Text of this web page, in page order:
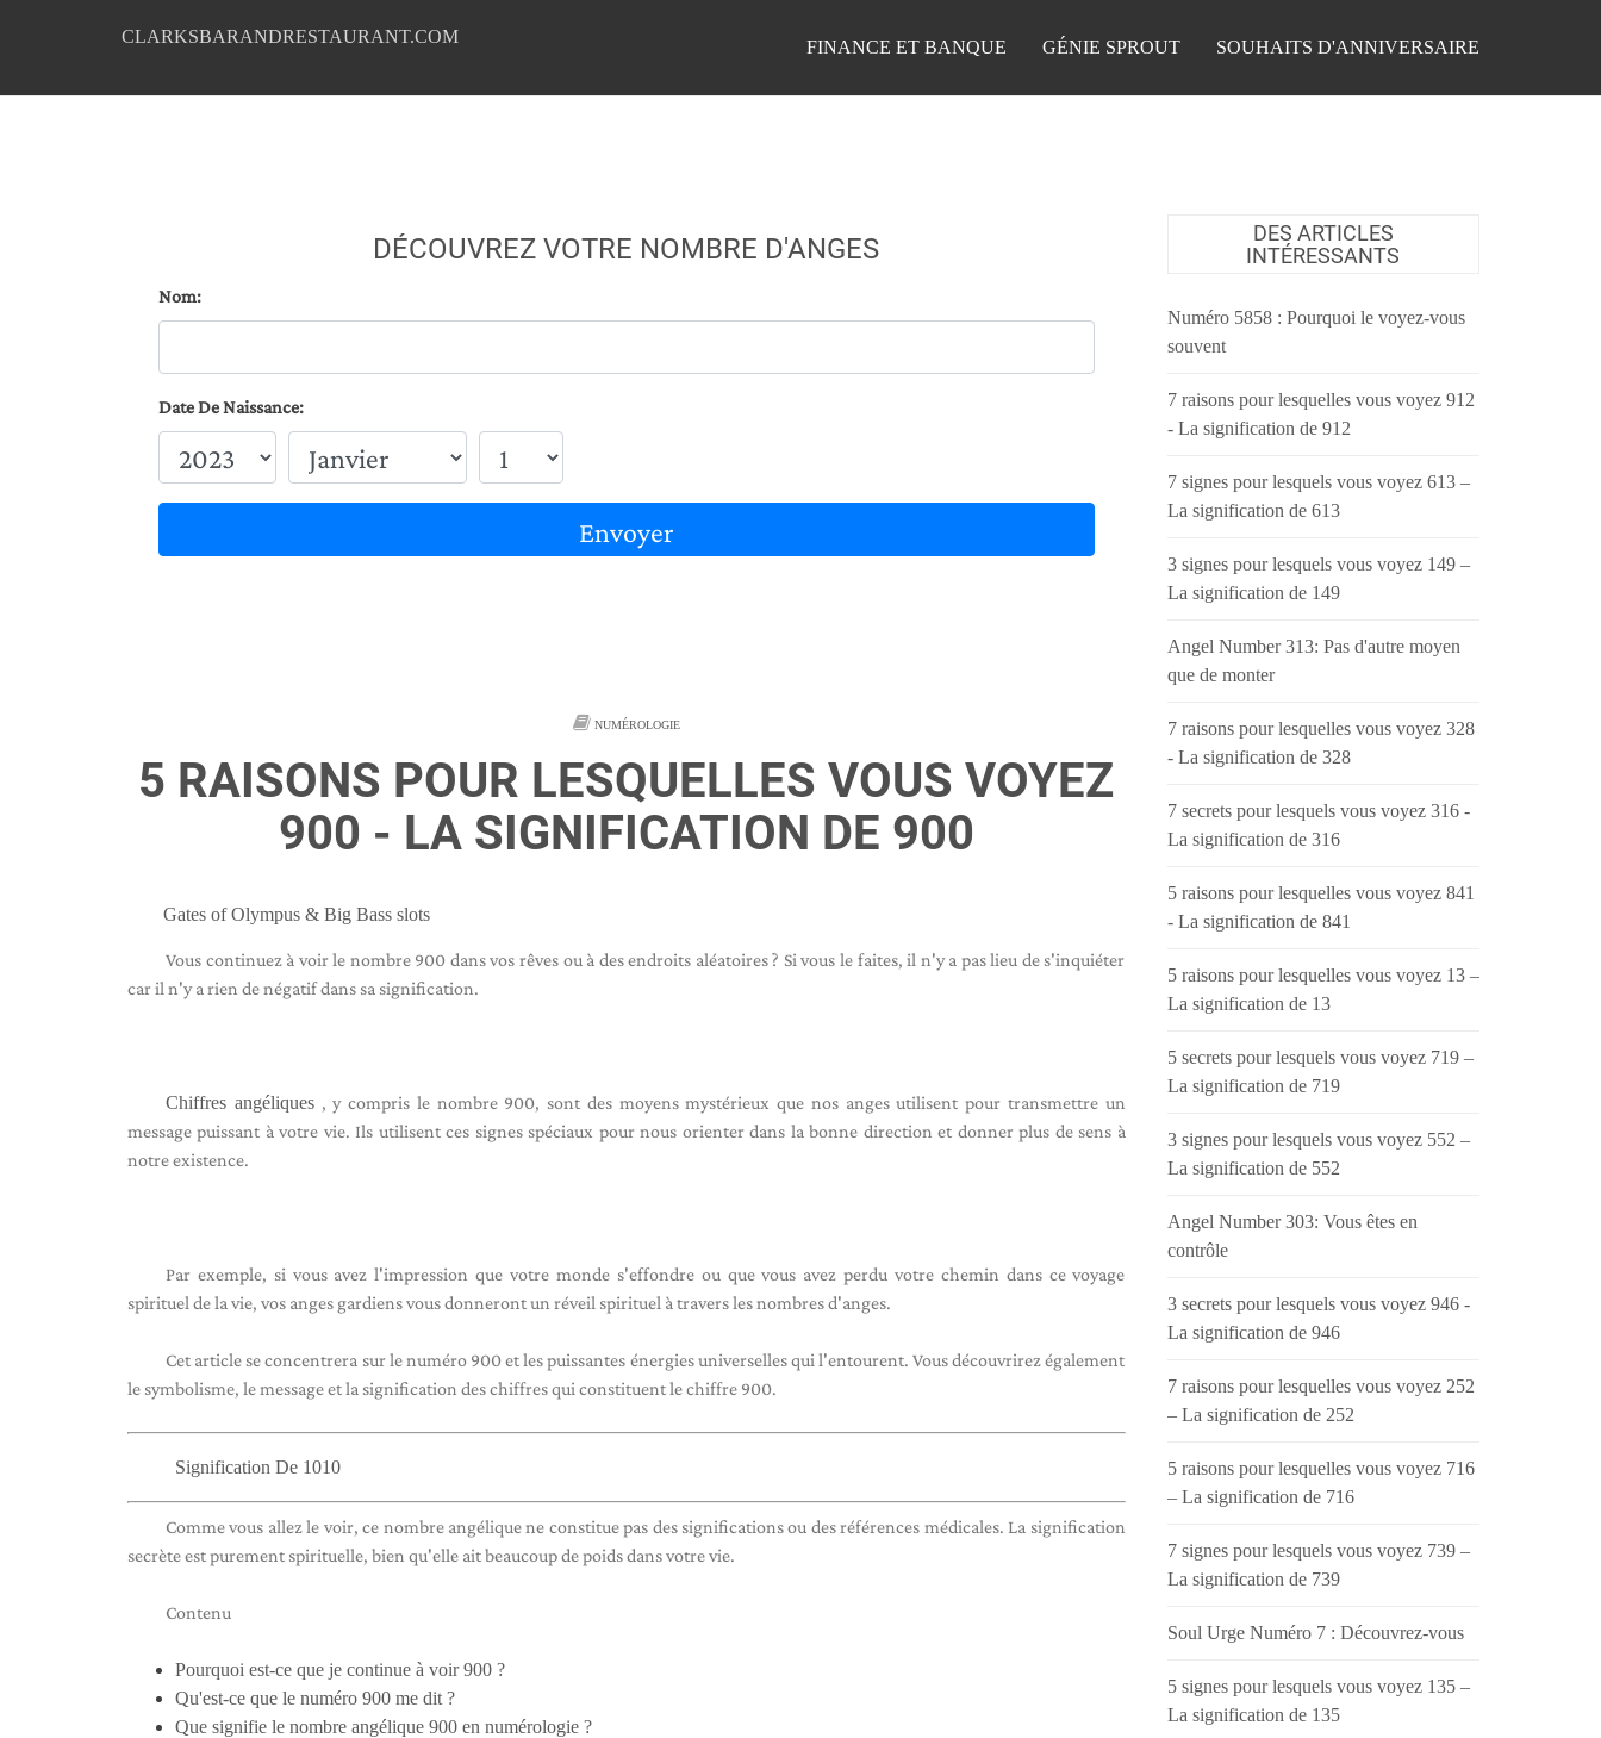
CLARKSBARANDRESTAURANT.COM
FINANCE ET BANQUE GÉNIE SPROUT SOUHAITS D'ANNIVERSAIRE
DÉCOUVREZ VOTRE NOMBRE D'ANGES
Nom:
Date De Naissance:
Envoyer
NUMÉROLOGIE
5 RAISONS POUR LESQUELLES VOUS VOYEZ
900 - LA SIGNIFICATION DE 900
Gates of Olympus & Big Bass slots
Vous continuez à voir le nombre 900 dans vos rêves ou à des endroits aléatoires ? Si vous le faites, il n'y a pas lieu de s'inquiéter
car il n'y a rien de négatif dans sa signification.
Chiffres angéliques, y compris le nombre 900, sont des moyens mystérieux que nos anges utilisent pour transmettre un
message puissant à votre vie. Ils utilisent ces signes spéciaux pour nous orienter dans la bonne direction et donner plus de sens à
notre existence.
Par exemple, si vous avez l'impression que votre monde s'effondre ou que vous avez perdu votre chemin dans ce voyage
spirituel de la vie, vos anges gardiens vous donneront un réveil spirituel à travers les nombres d'anges.
Cet article se concentrera sur le numéro 900 et les puissantes énergies universelles qui l'entourent. Vous découvrirez également
le symbolisme, le message et la signification des chiffres qui constituent le chiffre 900.
Signification De 1010
Comme vous allez le voir, ce nombre angélique ne constitue pas des significations ou des références médicales. La signification
secrète est purement spirituelle, bien qu'elle ait beaucoup de poids dans votre vie.
Contenu
Pourquoi est-ce que je continue à voir 900 ?
Qu'est-ce que le numéro 900 me dit ?
Que signifie le nombre angélique 900 en numérologie ?
DES ARTICLES
INTÉRESSANTS
Numéro 5858 : Pourquoi le voyez-vous
souvent
7 raisons pour lesquelles vous voyez 912
- La signification de 912
7 signes pour lesquels vous voyez 613 –
La signification de 613
3 signes pour lesquels vous voyez 149 –
La signification de 149
Angel Number 313: Pas d'autre moyen
que de monter
7 raisons pour lesquelles vous voyez 328
- La signification de 328
7 secrets pour lesquels vous voyez 316 -
La signification de 316
5 raisons pour lesquelles vous voyez 841
- La signification de 841
5 raisons pour lesquelles vous voyez 13 –
La signification de 13
5 secrets pour lesquels vous voyez 719 –
La signification de 719
3 signes pour lesquels vous voyez 552 –
La signification de 552
Angel Number 303: Vous êtes en
contrôle
3 secrets pour lesquels vous voyez 946 -
La signification de 946
7 raisons pour lesquelles vous voyez 252
– La signification de 252
5 raisons pour lesquelles vous voyez 716
– La signification de 716
7 signes pour lesquels vous voyez 739 –
La signification de 739
Soul Urge Numéro 7 : Découvrez-vous
5 signes pour lesquels vous voyez 135 –
La signification de 135